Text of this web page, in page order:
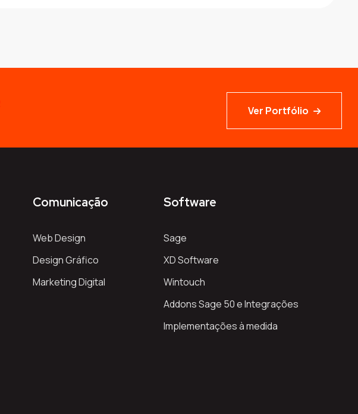
Ver Portfólio
Comunicação
Web Design
Design Gráfico
Marketing Digital
Software
Sage
XD Software
Wintouch
Addons Sage 50 e Integrações
Implementações à medida